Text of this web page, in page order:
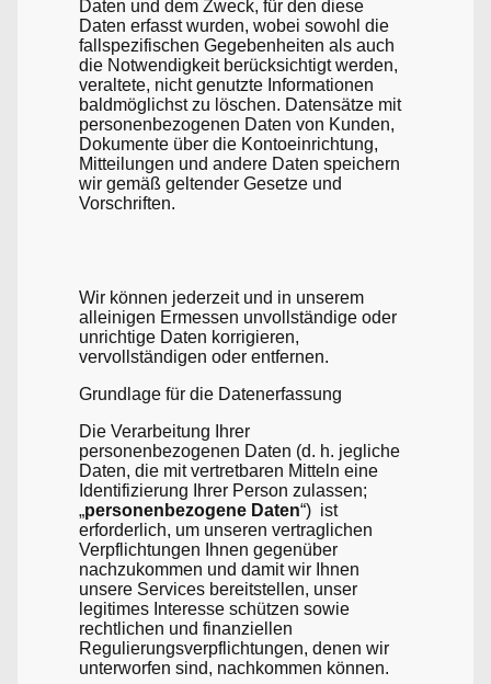
Daten und dem Zweck, für den diese
Daten erfasst wurden, wobei sowohl die
fallspezifischen Gegebenheiten als auch
die Notwendigkeit berücksichtigt werden,
veraltete, nicht genutzte Informationen
baldmöglichst zu löschen. Datensätze mit
personenbezogenen Daten von Kunden,
Dokumente über die Kontoeinrichtung,
Mitteilungen und andere Daten speichern
wir gemäß geltender Gesetze und
Vorschriften.
Wir können jederzeit und in unserem
alleinigen Ermessen unvollständige oder
unrichtige Daten korrigieren,
vervollständigen oder entfernen.
Grundlage für die Datenerfassung
Die Verarbeitung Ihrer
personenbezogenen Daten (d. h. jegliche
Daten, die mit vertretbaren Mitteln eine
Identifizierung Ihrer Person zulassen;
„personenbezogene Daten“) ist
erforderlich, um unseren vertraglichen
Verpflichtungen Ihnen gegenüber
nachzukommen und damit wir Ihnen
unsere Services bereitstellen, unser
legitimes Interesse schützen sowie
rechtlichen und finanziellen
Regulierungsverpflichtungen, denen wir
unterworfen sind, nachkommen können.